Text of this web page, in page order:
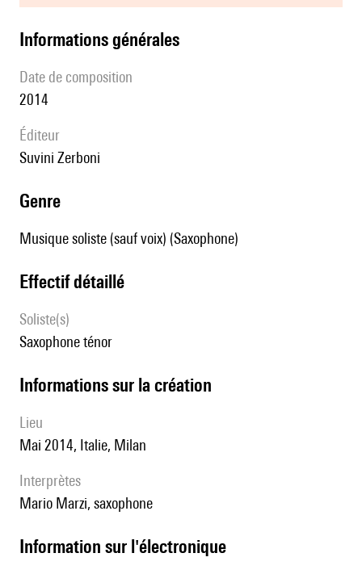
informations générales
date de composition
2014
éditeur
Suvini Zerboni
genre
Musique soliste (sauf voix) (Saxophone)
effectif détaillé
Soliste(s)
saxophone ténor
informations sur la création
lieu
Mai 2014, Italie, Milan
interprètes
Mario Marzi, saxophone
Information sur l'électronique